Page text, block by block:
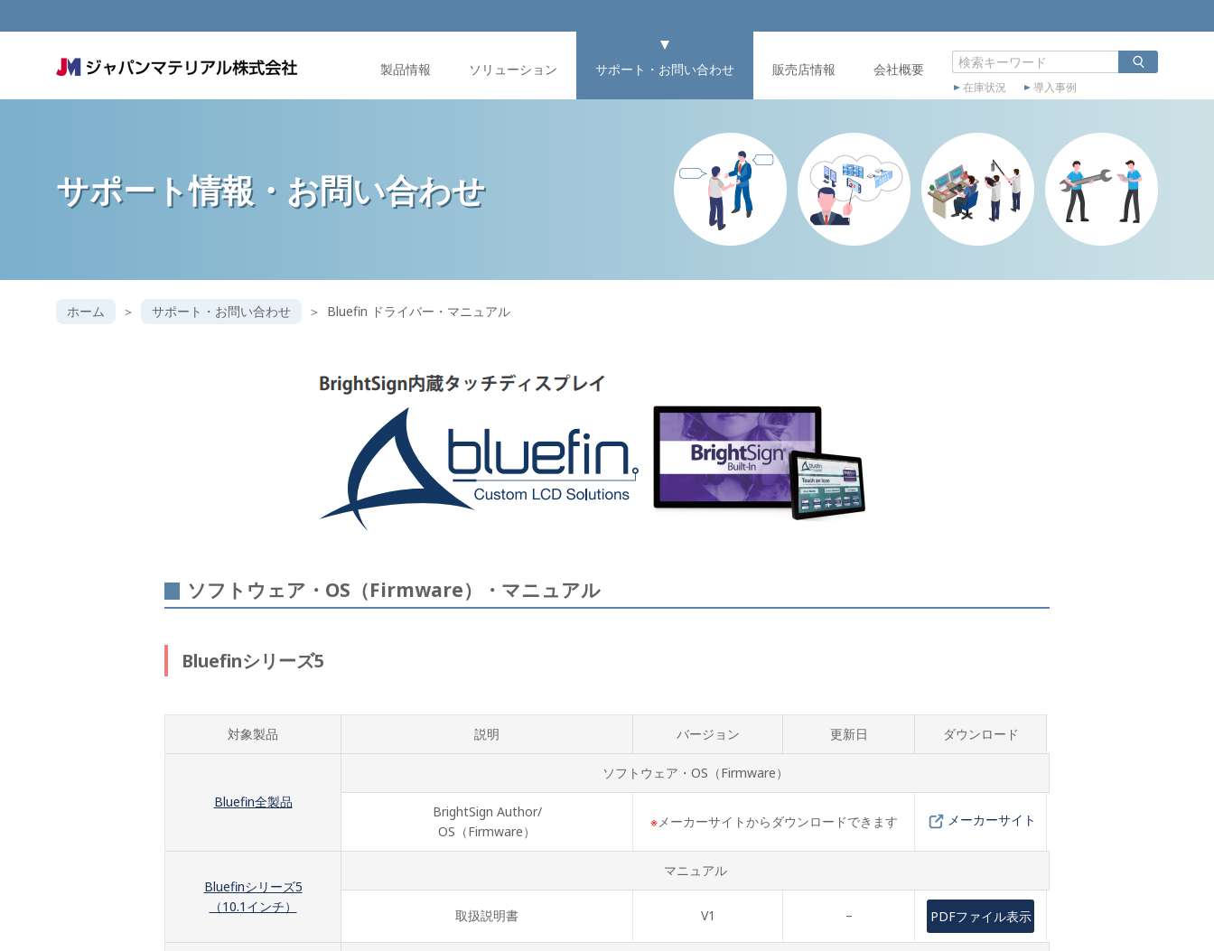
製品情報 ソリューション サポート・お問い合わせ 販売店情報 会社概要
在庫状況 導入事例
サポート情報・ お問い合わせ
ホーム サポート・お問い合わせ Bluefin ドライバー・マニュアル
ソフトウェア・OS（Firmware）・マニュアル
Bluefinシリーズ5
対象製品 説明 バージョン 更新日 ダウンロード
Bluefin全製品
ソフトウェア・OS（Firmware）
BrightSign Author/
OS（Firmware）
※メーカーサイトからダウンロードできます メーカーサイト
Bluefinシリーズ5
（10.1インチ）
マニュアル
取扱説明書 V1 – PDFファイル表示